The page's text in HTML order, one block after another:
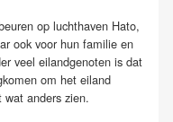
op luchthaven Hato,
ook voor hun familie en
veel eilandgenoten is dat
om het eiland
wat anders zien.